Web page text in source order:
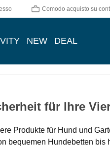
Comodo acquisto su
NEW DEAL
für Ihre
Produkte für Hund und
bequemen Hundebetten